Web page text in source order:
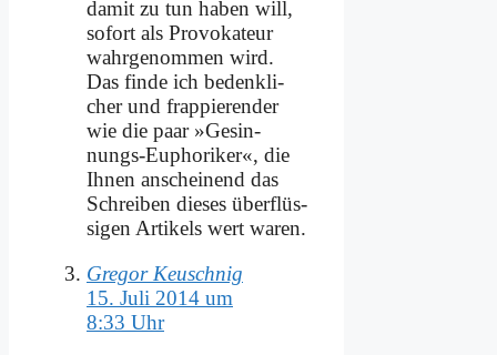
da­mit zu tun ha­ben will,
so­fort als Pro­vo­ka­teur
wahr­ge­nom­men wird.
Das fin­de ich be­denk­li­
cher und frap­pie­ren­der
wie die paar »Ge­sin­
nungs-Eu­pho­ri­ker«, die
Ih­nen an­schei­nend das
Schrei­ben die­ses über­flüs­
si­gen Ar­ti­kels wert wa­ren.
Gregor Keuschnig
15. Juli 2014 um
8:33 Uhr